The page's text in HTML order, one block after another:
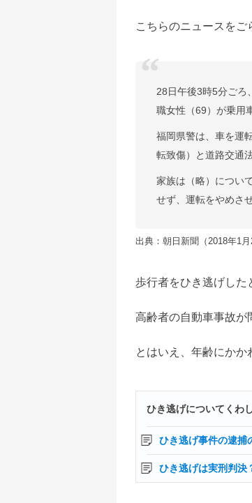
こちらのニュースをご
28日午後3時5分ごろ
職女性（69）が乗用
福岡県警は、車を運
転致傷）と道路交通
家族は（略）につい
せず、運転をやめさ
出典：朝日新聞（2018年1月
歩行者をひき逃げした
高齢者の自動車事故が
とはいえ、年齢にかか
ひき逃げについてくわ
ひき逃げ事件の逮捕
ひき逃げは実刑判決